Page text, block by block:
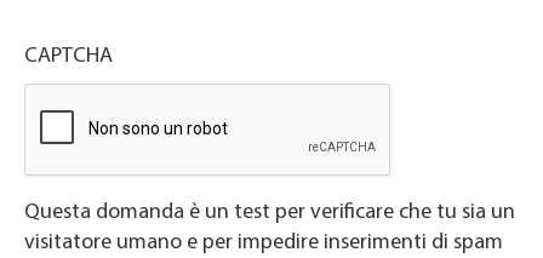
CAPTCHA
Questa domanda è un test per verificare che tu sia un
visitatore umano e per impedire inserimenti di spam